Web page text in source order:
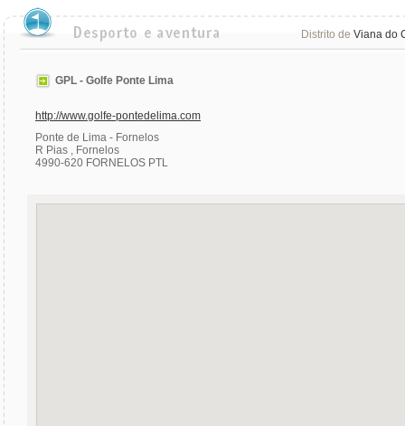
Distrito de Viana do
GPL - Golfe Ponte Lima
http://www.golfe-pontedelima.com
Ponte de Lima - Fornelos
R Pias , Fornelos
4990-620 FORNELOS PTL